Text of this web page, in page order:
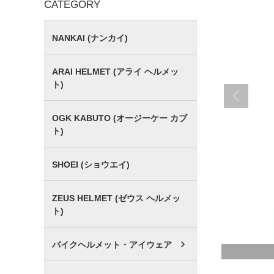
CATEGORY
NANKAI (ナンカイ)
ARAI HELMET (アライ ヘルメッ
ト)
OGK KABUTO (オージーケー カブ
ト)
SHOEI (ショウエイ)
ZEUS HELMET (ゼウス ヘルメッ
ト)
バイクヘルメット・アイウェア